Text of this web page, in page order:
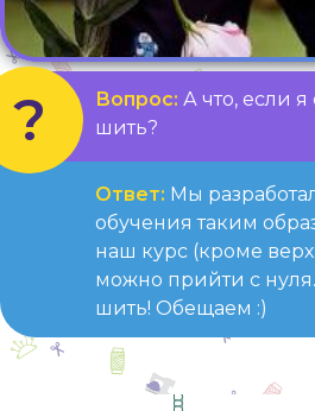
Вопрос: А что, если
шить?
Ответ: Мы
обучения таким
наш курс (кроме
можно прийти с
шить! Обещаем :)